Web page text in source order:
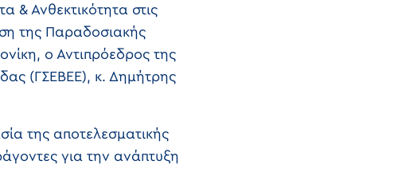
& Ανθεκτικότητα στις
της Παραδοσιακής
ο Αντιπρόεδρος της
(ΓΣΕΒΕΕ), κ. Δημήτρης
της αποτελεσματικής
για την ανάπτυξη